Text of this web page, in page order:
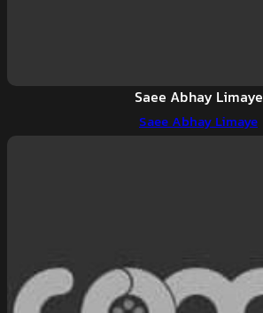
Saee Abhay Limaye
Saee Abhay Limaye